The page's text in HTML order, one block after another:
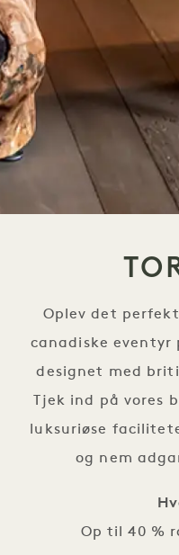
Oplev det
canadiske eventyr
designet med
Tjek ind på vores
luksuriøse
og nem
Op til 40 %